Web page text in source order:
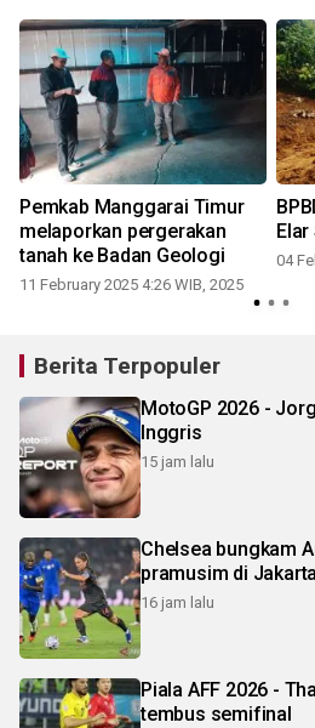
Pemkab Manggarai Timur
melaporkan pergerakan
tanah ke Badan Geologi
11 February 2025 4:26 WIB, 2025
04
Berita Terpopuler
MotoGP 2026 -
Inggris
15 jam lalu
Chelsea bungkam
pramusim di Jakarta
16 jam lalu
Piala AFF 2026 -
tembus semifinal